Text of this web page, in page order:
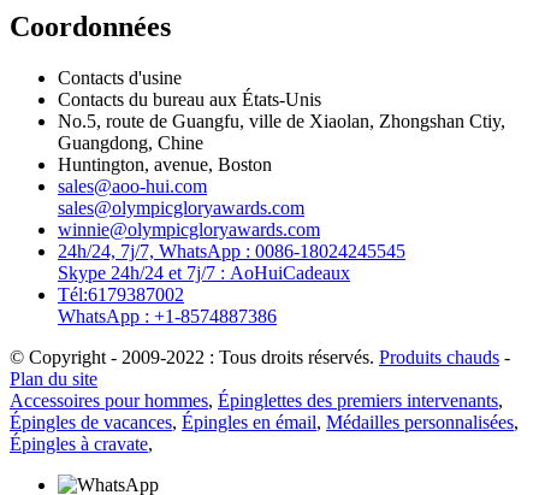
Coordonnées
Contacts d'usine
Contacts du bureau aux États-Unis
No.5, route de Guangfu, ville de Xiaolan, Zhongshan Ctiy,
Guangdong, Chine
Huntington, avenue, Boston
sales@aoo-hui.com
sales@olympicgloryawards.com
winnie@olympicgloryawards.com
24h/24, 7j/7, WhatsApp : 0086-18024245545
Skype 24h/24 et 7j/7 : AoHuiCadeaux
Tél:6179387002
WhatsApp : +1-8574887386
© Copyright - 2009-2022 : Tous droits réservés. Produits chauds -
Plan du site
Accessoires pour hommes, Épinglettes des premiers intervenants,
Épingles de vacances, Épingles en émail, Médailles personnalisées,
Épingles à cravate,